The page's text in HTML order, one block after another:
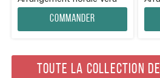
Commander
TOUTE LA COLLECTION